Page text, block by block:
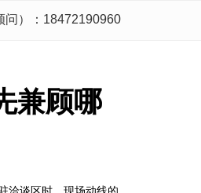
问）：18472190960
兼顾哪